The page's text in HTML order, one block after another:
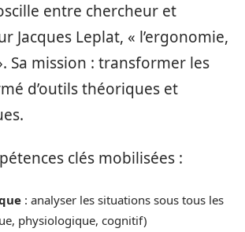
entre chercheur et
Jacques Leplat, « l’ergonomie,
Sa mission : transformer les
d’outils théoriques et
clés mobilisées :
: analyser les situations sous tous les
physiologique, cognitif)